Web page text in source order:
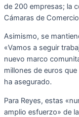
de 200 empresas; la
Cámaras de
Asimismo, se
«Vamos a seguir
nuevo marco
millones de euros
ha asegurado.
Para Reyes, estas
amplio esfuerzo» de